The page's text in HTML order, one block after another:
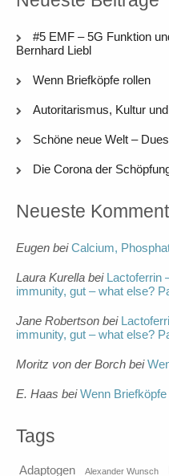
#5 EMF – 5G Funktion
Bernhard Liebl
Wenn Briefköpfe rollen
Autoritarismus, Kultur
Schöne neue Welt –
Die Corona der
Neueste
Eugen beiCalcium,
Laura Kurella bei Lactoferrin
immunity, gut – what else?
Jane Robertson bei
immunity, gut – what else?
Moritz von der Borch bei
E. Haas beiWenn Briefköpfe
Tags
Adaptogen Alexander Wunsch